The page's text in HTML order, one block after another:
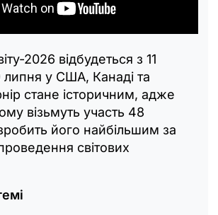
2026 відбудеться з 11
липня у США, Канаді та
стане історичним, адже
візьмуть участь 48
його найбільшим за
світових